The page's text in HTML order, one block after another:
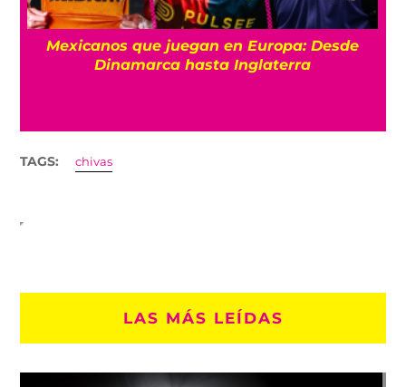
Mexicanos que juegan en Europa: Desde
Dinamarca hasta Inglaterra
TAGS: chivas
LAS MÁS LEÍDAS